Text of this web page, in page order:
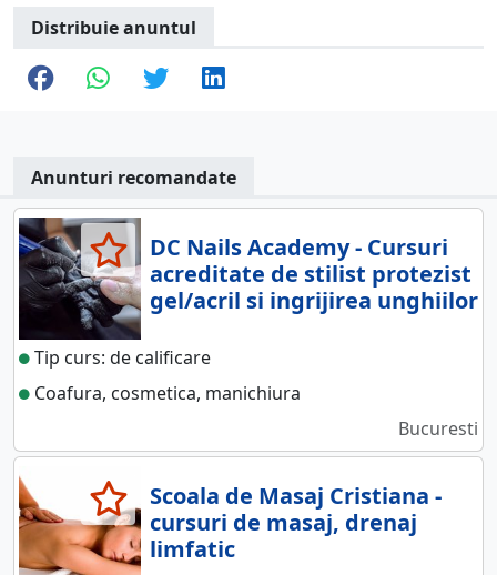
Distribuie anuntul
Anunturi recomandate
DC Nails Academy - Cursuri
acreditate de stilist protezist
gel/acril si ingrijirea unghiilor
Tip curs: de calificare
Coafura, cosmetica, manichiura
Bucuresti
Scoala de Masaj Cristiana -
cursuri de masaj, drenaj
limfatic